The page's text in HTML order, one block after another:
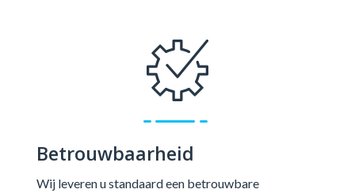
Betrouwbaarheid
Wij leveren u standaard een betrouwbare